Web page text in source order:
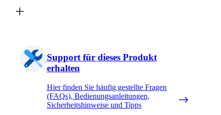
Support für dieses Produkt
erhalten
Hier finden Sie häufig gestellte Fragen
(FAQs), Bedienungsanleitungen,
Sicherheitshinweise und Tipps